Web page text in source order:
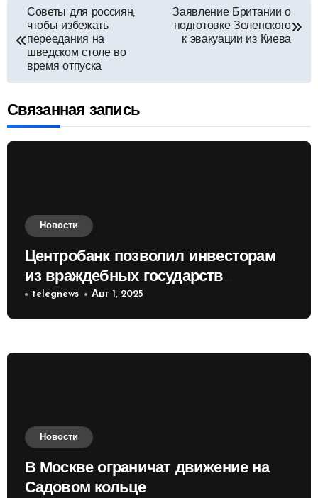
Навигация
по
записям
Советы для россиян,
чтобы избежать
переедания на
шведском столе во
время отпуска
Заявление Британии о
подготовке Зеленского
к эвакуации из Киева
Связанная запись
Новости
Центробанк позволил инвесторам
из враждебных государств
приобретать валюту
telegnews Авг 1, 2025
Новости
В Москве ограничат движение на
Садовом кольце